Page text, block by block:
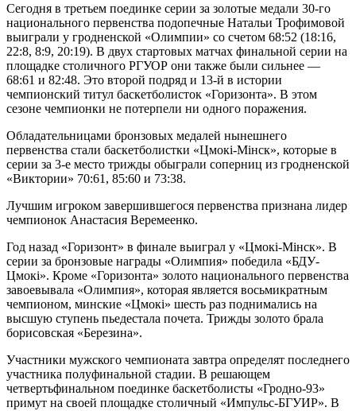
Сегодня в третьем поединке серии за золотые медали 30-го
национального первенства подопечные Натальи Трофимовой
выиграли у гродненской «Олимпии» со счетом 68:52 (18:16,
22:8, 8:9, 20:19). В двух стартовых матчах финальной серии на
площадке столичного РГУОР они также были сильнее —
68:61 и 82:48. Это второй подряд и 13-й в истории
чемпионский титул баскетболисток «Горизонта». В этом
сезоне чемпионки не потерпели ни одного поражения.
Обладательницами бронзовых медалей нынешнего
первенства стали баскетболистки «Цмокi-Мiнск», которые в
серии за 3-е место трижды обыграли соперниц из гродненской
«Виктории» 70:61, 85:60 и 73:38.
Лучшим игроком завершившегося первенства признана лидер
чемпионок Анастасия Веремеенко.
Год назад «Горизонт» в финале выиграл у «Цмокi-Мiнск». В
серии за бронзовые награды «Олимпия» победила «БДУ-
Цмокi». Кроме «Горизонта» золото национального первенства
завоевывала «Олимпия», которая является восьмикратным
чемпионом, минские «Цмокi» шесть раз поднимались на
высшую ступень пьедестала почета. Трижды золото брала
борисовская «Березина».
Участники мужского чемпионата завтра определят последнего
участника полуфинальной стадии. В решающем
четвертьфинальном поединке баскетболисты «Гродно-93»
примут на своей площадке столичный «Импульс-БГУИР». В